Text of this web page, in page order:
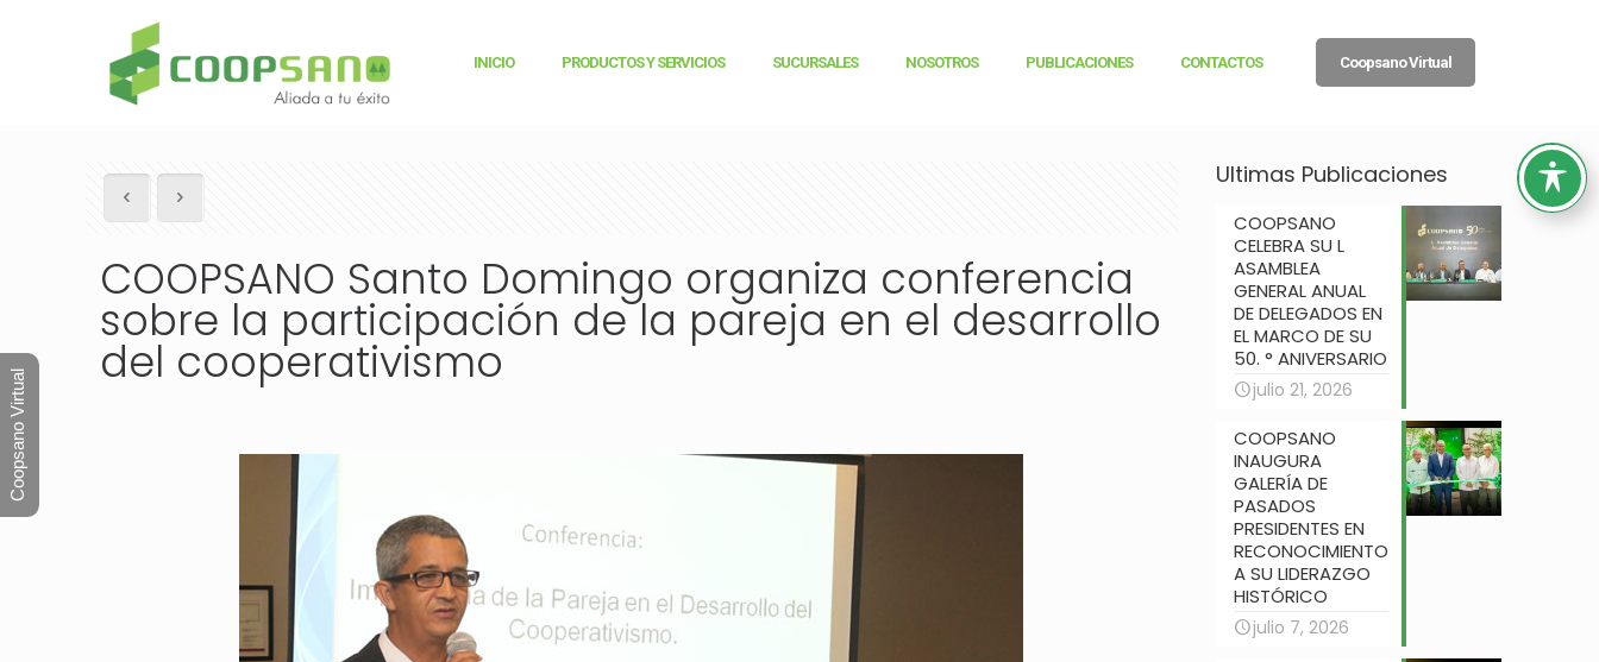
INICIO PRODUCTOS Y SERVICIOS SUCURSALES NOSOTROS PUBLICACIONES CONTACTOS Coopsano Virtual
COOPSANO Santo Domingo organiza conferencia
sobre la participación de la pareja en el desarrollo
del cooperativismo
Ultimas Publicaciones
COOPSANO
CELEBRA SU L
ASAMBLEA
GENERAL ANUAL
DE DELEGADOS EN
EL MARCO DE SU
50. ° ANIVERSARIO
julio 21, 2026
COOPSANO
INAUGURA
GALERÍA DE
PASADOS
PRESIDENTES EN
RECONOCIMIENTO
A SU LIDERAZGO
HISTÓRICO
julio 7, 2026
Coopsano Virtual